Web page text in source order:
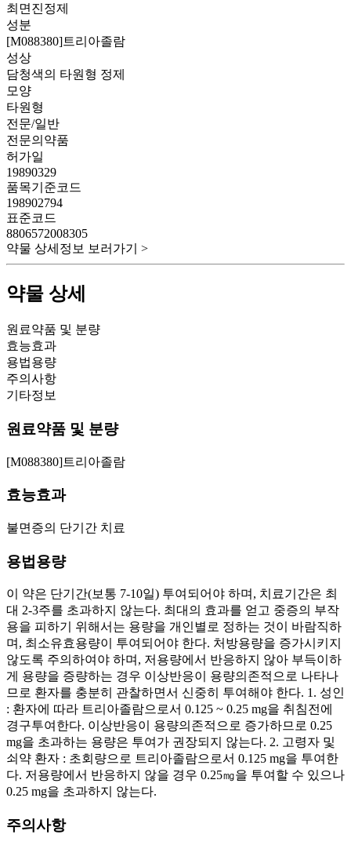
최면진정제
성분
[M088380]트리아졸람
성상
담청색의 타원형 정제
모양
타원형
전문/일반
전문의약품
허가일
19890329
품목기준코드
198902794
표준코드
8806572008305
약물 상세정보 보러가기 >
약물 상세
원료약품 및 분량
효능효과
용법용량
주의사항
기타정보
원료약품 및 분량
[M088380]트리아졸람
효능효과
불면증의 단기간 치료
용법용량
이 약은 단기간(보통 7-10일) 투여되어야 하며, 치료기간은 최
대 2-3주를 초과하지 않는다. 최대의 효과를 얻고 중증의 부작
용을 피하기 위해서는 용량을 개인별로 정하는 것이 바람직하
며, 최소유효용량이 투여되어야 한다. 처방용량을 증가시키지
않도록 주의하여야 하며, 저용량에서 반응하지 않아 부득이하
게 용량을 증량하는 경우 이상반응이 용량의존적으로 나타나
므로 환자를 충분히 관찰하면서 신중히 투여해야 한다. 1. 성인
: 환자에 따라 트리아졸람으로서 0.125 ~ 0.25 mg을 취침전에
경구투여한다. 이상반응이 용량의존적으로 증가하므로 0.25
mg을 초과하는 용량은 투여가 권장되지 않는다. 2. 고령자 및
쇠약 환자 : 초회량으로 트리아졸람으로서 0.125 mg을 투여한
다. 저용량에서 반응하지 않을 경우 0.25㎎을 투여할 수 있으나
0.25 mg을 초과하지 않는다.
주의사항